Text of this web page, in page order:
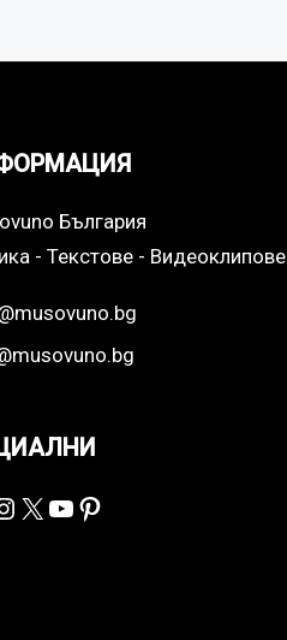
България
- Текстове - Видеоклипове
X YouTube
Pinterest